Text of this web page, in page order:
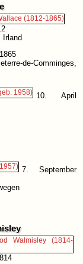
Irland
de-Comminges,
10. April
7. September